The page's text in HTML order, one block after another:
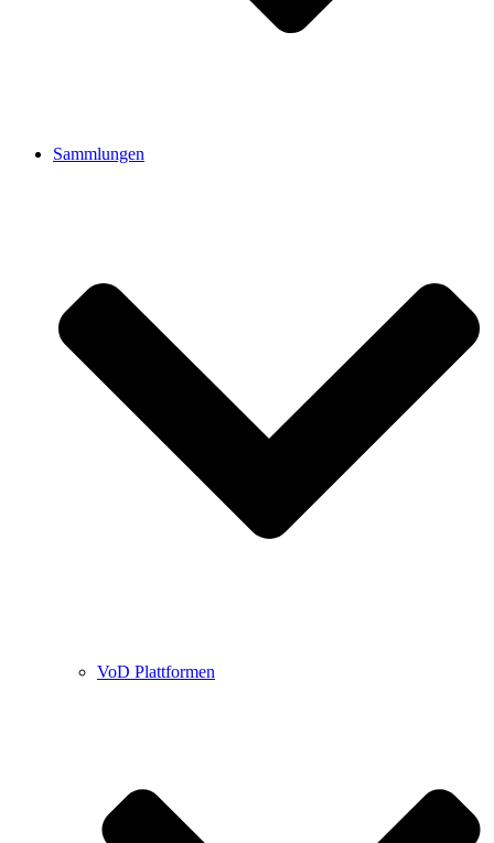
Sammlungen
VoD Plattformen